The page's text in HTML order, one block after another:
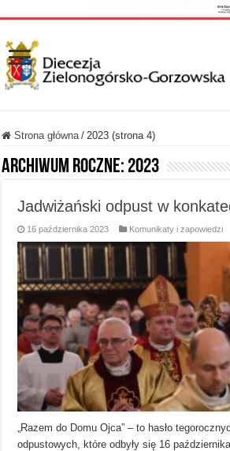
Strona główna / 2023 (strona 4)
Archiwum roczne: 2023
Jadwiżański odpust w
16 października 2023 Komunikaty i zapowiedzi
„Razem do Domu Ojca” – to hasło
odpustowych, które odbyły się 16